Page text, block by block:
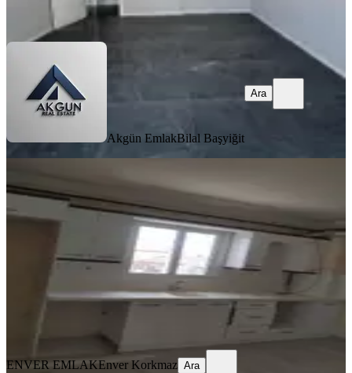
Akgün EmlakBilal Başyiğit
Ara
Kiralık Doğalgazlı Daire
Akhisar, Ulu Camii Mahallesi
125 m² 3. Kat·05.08.2026
20.000 ₺
Enver Korkmaz
ENVER EMLAKEnver Korkmaz Ara